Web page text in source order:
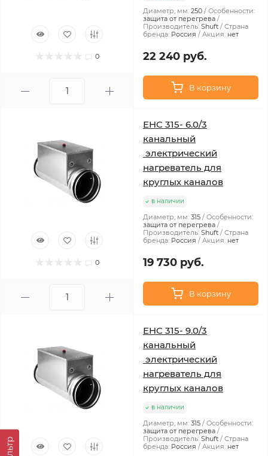
0
Диаметр, мм: 250
Особенности:
защита от перегрева
Производитель: Shuft
Страна
бренда: Россия Акция: нет
22 240 руб.
В корзину
0
EHC 315- 6.0/3
канальный
электрический
нагреватель для
круглых каналов
в наличии
Диаметр, мм: 315
Особенности:
защита от перегрева
Производитель: Shuft
Страна
бренда: Россия Акция: нет
19 730 руб.
В корзину
EHC 315- 9.0/3
канальный
электрический
нагреватель для
круглых каналов
в наличии
Диаметр, мм: 315
Особенности:
защита от перегрева
Производитель: Shuft
Страна
бренда: Россия Акция: нет